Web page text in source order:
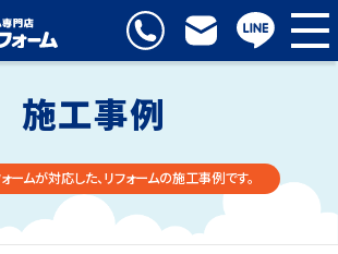
施工事例
ームが対応した、リフォームの施工事例です。